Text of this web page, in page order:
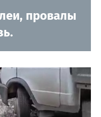
провалы